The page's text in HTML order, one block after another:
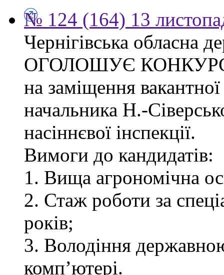
№ 124 (164) 13
Чернігівська обласна
ОГОЛОШУЄ
на заміщення
начальника Н.-
насіннєвої інспекції.
Вимоги до кандидатів:
1. Вища агрономічна
2. Стаж роботи за
років;
3. Володіння
комп’ютері.